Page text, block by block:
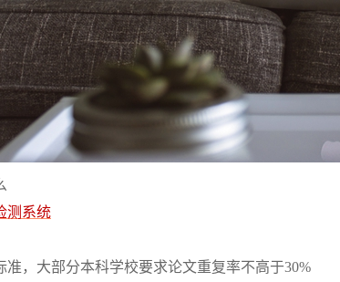
测系统
准，大部分本科学校要求论文重复率不高于30%